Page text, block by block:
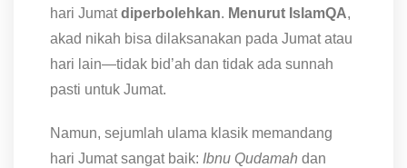
hari Jumatdiperbolehkan. Menurut IslamQA,
akad nikah bisa dilaksanakan pada Jumat atau
hari lain—tidak bid’ah dan tidak ada sunnah
pasti untuk Jumat.
Namun, sejumlah ulama klasik memandang
hari Jumat sangat baik: Ibnu Qudamah dan